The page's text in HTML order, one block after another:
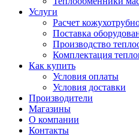
Услуги
Расчет
Поставка
Производство
Комплектация
Как купить
Условия оплаты
Условия доставки
Производители
Магазины
О компании
Контакты